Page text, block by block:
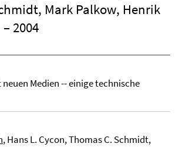
Mark Palkow, Henrik
– 2004
Medien -- einige technische
, Hans L. Cycon, Thomas C. Schmidt,